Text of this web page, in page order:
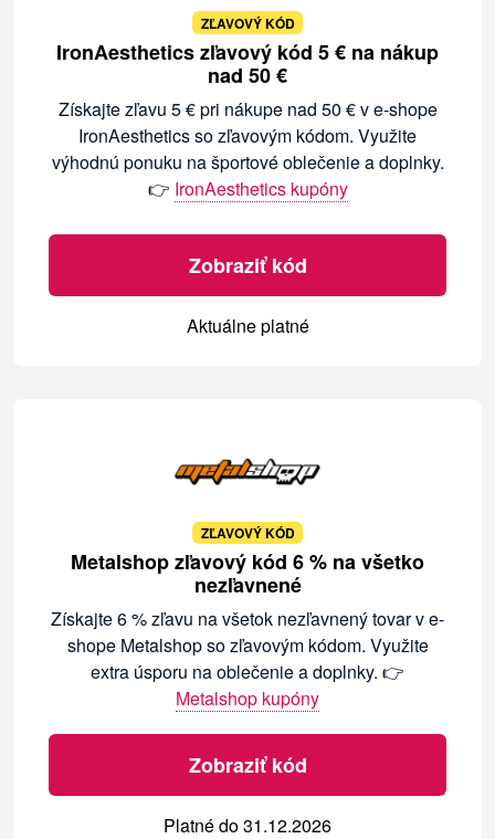
ZĽAVOVÝ KÓD
IronAesthetics zľavový kód 5 € na nákup
nad 50 €
Získajte zľavu 5 € pri nákupe nad 50 € v e-shope
IronAesthetics so zľavovým kódom. Využite
výhodnú ponuku na športové oblečenie a doplnky.
👉 IronAesthetics kupóny
Zobraziť kód
Aktuálne platné
ZĽAVOVÝ KÓD
Metalshop zľavový kód 6 % na všetko
nezľavnené
Získajte 6 % zľavu na všetok nezľavnený tovar v e-
shope Metalshop so zľavovým kódom. Využite
extra úsporu na oblečenie a doplnky. 👉
Metalshop kupóny
Zobraziť kód
Platné do 31.12.2026